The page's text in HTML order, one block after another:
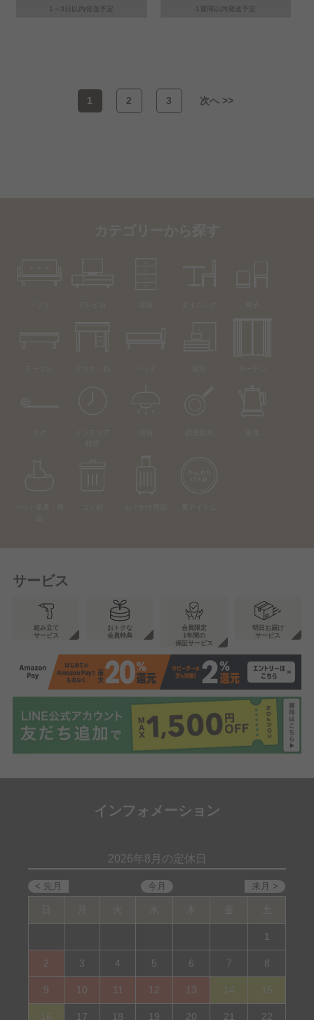
1～3日以内発送予定 1週間以内発送予定
1 2 3 次へ >>
サービス
組み立て
サービス
おトクな
会員特典
会員限定
1年間の
保証サービス
明日お届け
サービス
インフォメーション
2026年8月の定休日
1
2 3 4 5 6 7 8
9 10 11 12 13 14 15
16 17 18 19 20 21 22